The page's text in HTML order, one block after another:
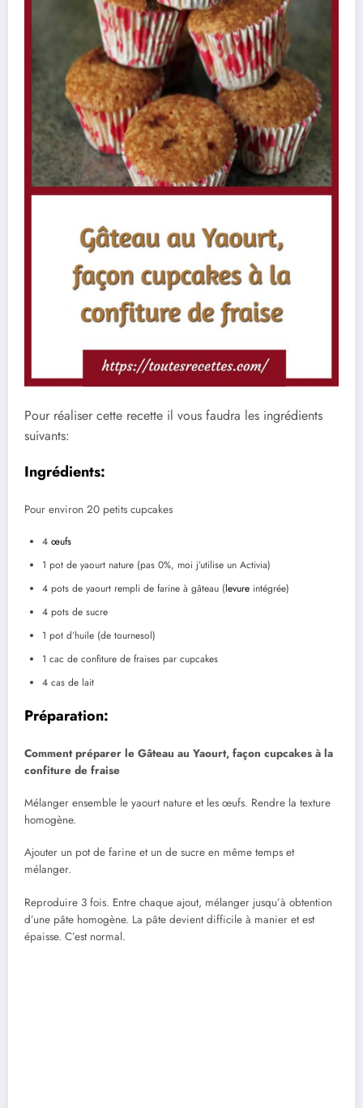
Pour réaliser cette recette il vous faudra les ingrédients
suivants:
Ingrédients:
Pour environ 20 petits cupcakes
4 œufs
1 pot de yaourt nature (pas 0%, moi j’utilise un Activia)
4 pots de yaourt rempli de farine à gâteau (levure intégrée)
4 pots de sucre
1 pot d’huile (de tournesol)
1 cac de confiture de fraises par cupcakes
4 cas de lait
Préparation:
Comment préparer le Gâteau au Yaourt, façon cupcakes à la
confiture de fraise
Mélanger ensemble le yaourt nature et les œufs. Rendre la texture
homogène.
Ajouter un pot de farine et un de sucre en même temps et
mélanger.
Reproduire 3 fois. Entre chaque ajout, mélanger jusqu’à obtention
d’une pâte homogène. La pâte devient difficile à manier et est
épaisse. C’est normal.